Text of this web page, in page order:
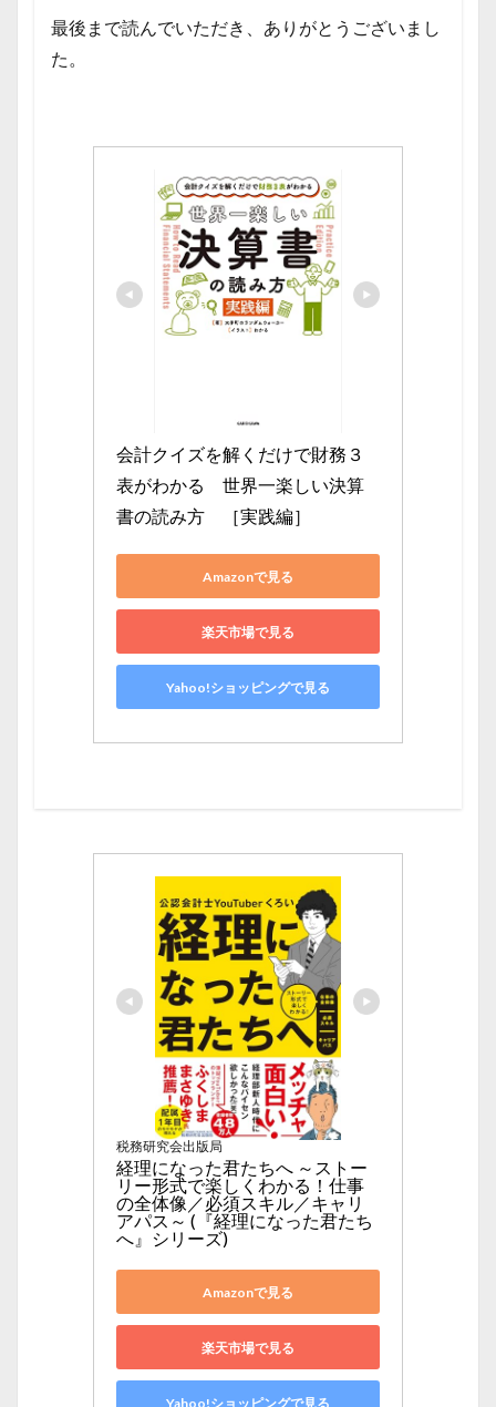
最後まで読んでいただき、ありがとうございまし
た。
会計クイズを解くだけで財務３
表がわかる　世界一楽しい決算
書の読み方　［実践編］
Amazonで見る
楽天市場で見る
Yahoo!ショッピングで見る
税務研究会出版局
経理になった君たちへ ～ストー
リー形式で楽しくわかる！仕事
の全体像／必須スキル／キャリ
アパス～ (『経理になった君たち
へ』シリーズ)
Amazonで見る
楽天市場で見る
Yahoo!ショッピングで見る